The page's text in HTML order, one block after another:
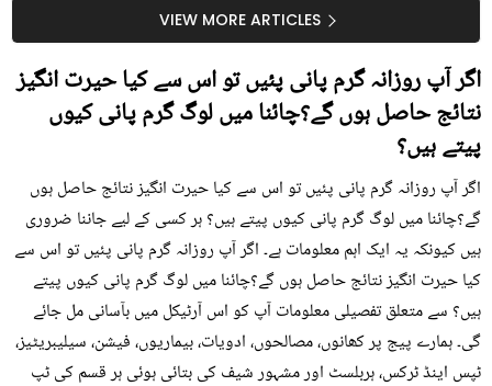
کیوں کھانا چاہیے؟
سستا اور قدرتی حلVIEW MORE ARTICLES
اگر آپ روزانہ گرم پانی پئیں تو اس سے کیا حیرت انگیز
نتائج حاصل ہوں گے؟چائنا میں لوگ گرم پانی کیوں
پیتے ہیں؟
اگر آپ روزانہ گرم پانی پئیں تو اس سے کیا حیرت انگیز نتائج حاصل ہوں
گے؟چائنا میں لوگ گرم پانی کیوں پیتے ہیں؟ ہر کسی کے لیے جاننا ضروری
ہیں کیونکہ یہ ایک اہم معلومات ہے۔ اگر آپ روزانہ گرم پانی پئیں تو اس سے
کیا حیرت انگیز نتائج حاصل ہوں گے؟چائنا میں لوگ گرم پانی کیوں پیتے
ہیں؟ سے متعلق تفصیلی معلومات آپ کو اس آرٹیکل میں بآسانی مل جائے
گی۔ ہمارے پیج پر کھانوں، مصالحوں، ادویات، بیماریوں، فیشن، سیلیبریٹیز،
ٹپس اینڈ ٹرکس، ہربلسٹ اور مشہور شیف کی بتائی ہوئی ہر قسم کی ٹپ